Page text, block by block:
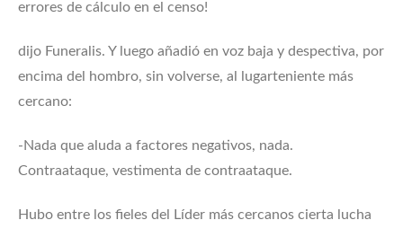
errores de cálculo en el censo!
dijo Funeralis. Y luego añadió en voz baja y despectiva, por
encima del hombro, sin volverse, al lugarteniente más
cercano:
-Nada que aluda a factores negativos, nada.
Contraataque, vestimenta de contraataque.
Hubo entre los fieles del Líder más cercanos cierta lucha